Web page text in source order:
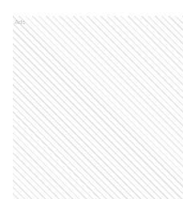
Ads